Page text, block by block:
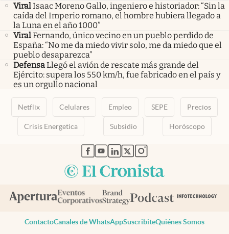
ViralIsaac Moreno Gallo, ingeniero e historiador: “Sin la
caída del Imperio romano, el hombre hubiera llegado a
la Luna en el año 1000”
ViralFernando, único vecino en un pueblo perdido de
España: “No me da miedo vivir solo, me da miedo que el
pueblo desaparezca”
DefensaLlegó el avión de rescate más grande del
Ejército: supera los 550 km/h, fue fabricado en el país y
es un orgullo nacional
Netflix Celulares Empleo SEPE Precios
Crisis Energetica Subsidio Horóscopo
abre en nueva pestaña
abre en nueva pestaña
abre en nueva pestaña
abre en nueva pestaña
abre en nueva pestaña
ContactoCanales de WhatsAppSuscribiteQuiénes Somos